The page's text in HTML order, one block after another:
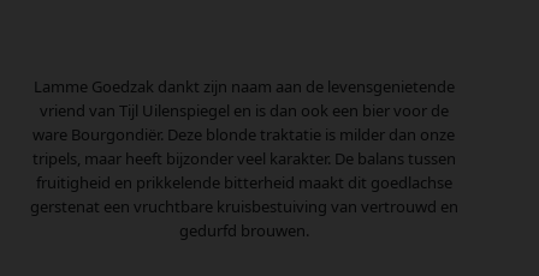
Lamme Goedzak dankt zijn naam aan de levensgenietende
vriend van Tijl Uilenspiegel en is dan ook een bier voor de
ware Bourgondiër. Deze blonde traktatie is milder dan onze
tripels, maar heeft bijzonder veel karakter. De balans tussen
fruitigheid en prikkelende bitterheid maakt dit goedlachse
gerstenat een vruchtbare kruisbestuiving van vertrouwd en
gedurfd brouwen.